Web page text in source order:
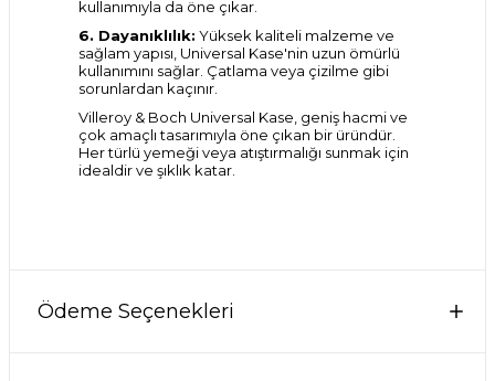
kullanımıyla da öne çıkar.
6. Dayanıklılık: Yüksek kaliteli malzeme ve
sağlam yapısı, Universal Kase'nin uzun ömürlü
kullanımını sağlar. Çatlama veya çizilme gibi
sorunlardan kaçınır.
Villeroy & Boch Universal Kase, geniş hacmi ve
çok amaçlı tasarımıyla öne çıkan bir üründür.
Her türlü yemeği veya atıştırmalığı sunmak için
idealdir ve şıklık katar.
Ödeme Seçenekleri